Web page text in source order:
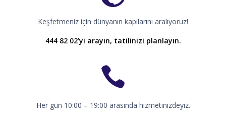
Keşfetmeniz için dünyanın kapılarını aralıyoruz!
444 82 02’yi arayın, tatilinizi planlayın.
Her gün 10:00 – 19:00 arasında hizmetinizdeyiz.